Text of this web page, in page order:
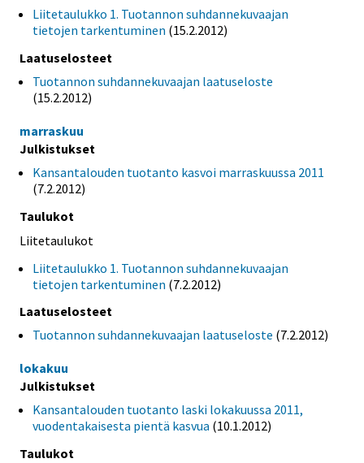
Liitetaulukko 1. Tuotannon suhdannekuvaajan
tietojen tarkentuminen (15.2.2012)
Laatuselosteet
Tuotannon suhdannekuvaajan laatuseloste
(15.2.2012)
marraskuu
Julkistukset
Kansantalouden tuotanto kasvoi marraskuussa 2011
(7.2.2012)
Taulukot
Liitetaulukot
Liitetaulukko 1. Tuotannon suhdannekuvaajan
tietojen tarkentuminen (7.2.2012)
Laatuselosteet
Tuotannon suhdannekuvaajan laatuseloste (7.2.2012)
lokakuu
Julkistukset
Kansantalouden tuotanto laski lokakuussa 2011,
vuodentakaisesta pientä kasvua (10.1.2012)
Taulukot